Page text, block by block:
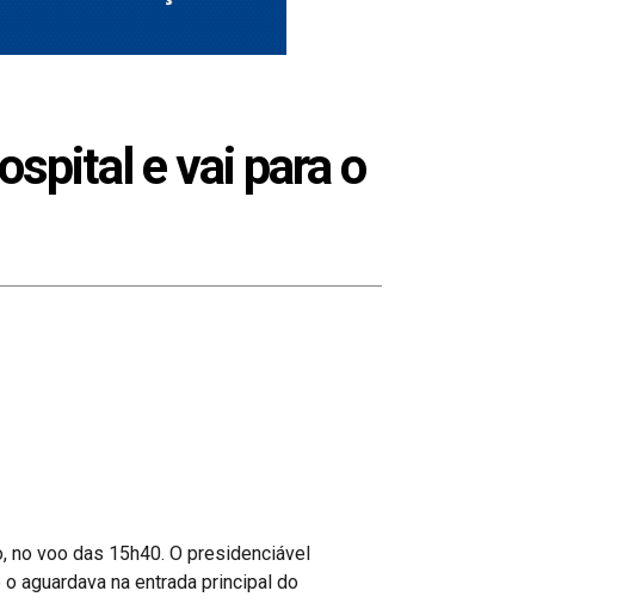
e vai para o
no voo das 15h40. O presidenciável
aguardava na entrada principal do